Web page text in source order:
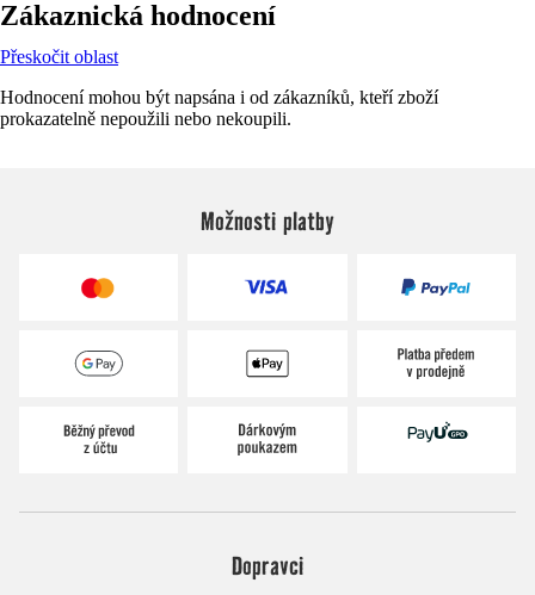
Zákaznická hodnocení
Přeskočit oblast
Hodnocení mohou být napsána i od zákazníků, kteří zboží
prokazatelně nepoužili nebo nekoupili.
Možnosti platby
Dopravci